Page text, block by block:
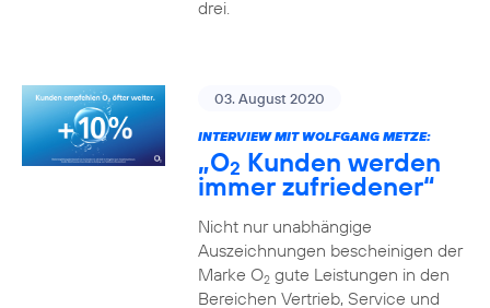
drei.
03. August 2020
INTERVIEW MIT WOLFGANG METZE:
„O2 Kunden werden
immer zufriedener“
Nicht nur unabhängige
Auszeichnungen bescheinigen der
Marke O2gute Leistungen in den
Bereichen Vertrieb, Service und